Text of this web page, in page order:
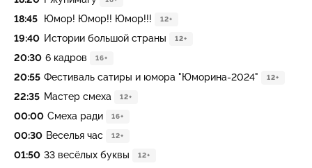
18:45 Юмор! Юмор!! Юмор!!! 12+
19:40 Истории большой страны 12+
20:30 6 кадров 16+
20:55 Фестиваль сатиры и юмора "Юморина-2024" 12+
22:35 Мастер смеха 12+
00:00 Смеха ради 16+
00:30 Веселья час 12+
01:50 33 весёлых буквы 12+